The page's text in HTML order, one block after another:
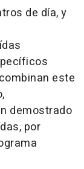
de día, y
este
demostrado
por